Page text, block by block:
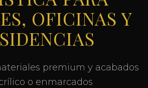
OFICINAS Y
premium y acabados
o enmarcados